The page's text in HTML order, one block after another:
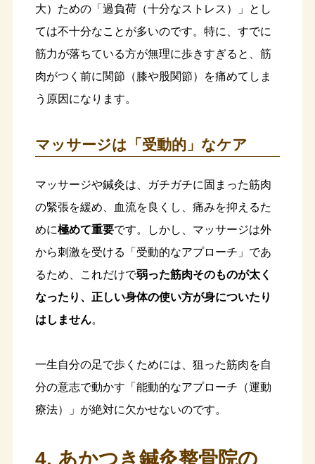
大）ための「過負荷（十分なストレス）」とし
ては不十分なことが多いのです。特に、すでに
筋力が落ちている方が無理に歩きすぎると、筋
肉がつく前に関節（膝や股関節）を痛めてしま
う原因になります。
マッサージは「受動的」なケア
マッサージや鍼灸は、ガチガチに固まった筋肉
の緊張を緩め、血流を良くし、痛みを抑えるた
めに極めて重要です。しかし、マッサージは外
から刺激を受ける「受動的なアプローチ」であ
るため、これだけで弱った筋肉そのものが太く
なったり、正しい身体の使い方が身についたり
はしません。
一生自分の足で歩くためには、狙った筋肉を自
分の意志で動かす「能動的なアプローチ（運動
療法）」が絶対に欠かせないのです。
4. あかつき鍼灸整骨院の